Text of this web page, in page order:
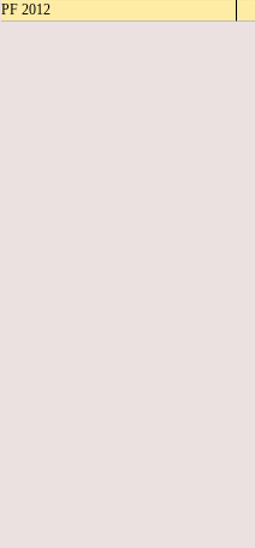
PF 2012